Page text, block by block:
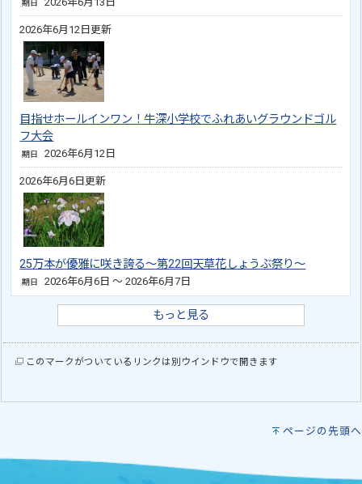
期日
2026年6月12日更新
目指せホールインワン！牛深小学校でふれあいグラウンドゴル
フ大会
期日 2026年6月12日
2026年6月6日更新
25万本が優雅に咲き誇る～第22回天草花しょうぶ祭り～
期日 2026年6月6日 ～ 2026年6月7日
もっと見る
このマークがついているリンクは別ウインドウで開きます
ページの先頭へ